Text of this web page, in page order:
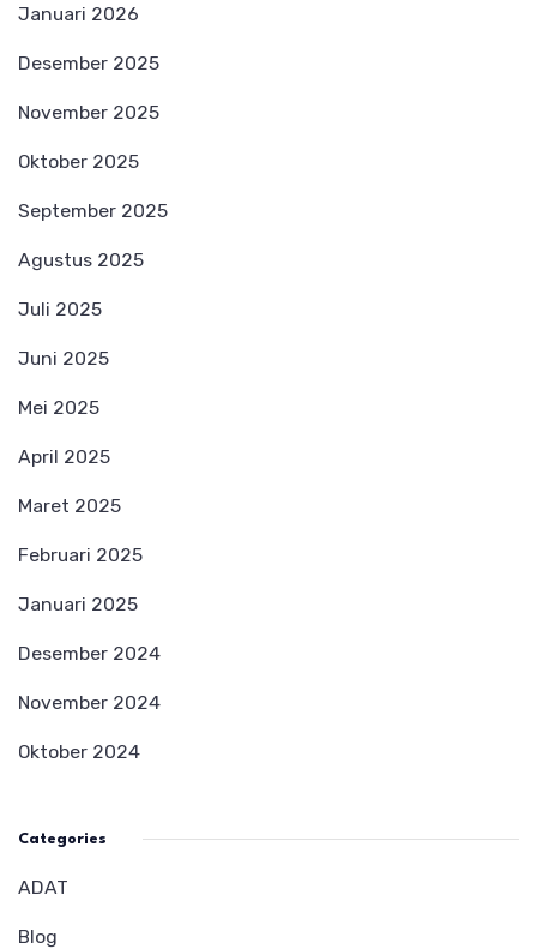
Januari 2026
Desember 2025
November 2025
Oktober 2025
September 2025
Agustus 2025
Juli 2025
Juni 2025
Mei 2025
April 2025
Maret 2025
Februari 2025
Januari 2025
Desember 2024
November 2024
Oktober 2024
Categories
ADAT
Blog